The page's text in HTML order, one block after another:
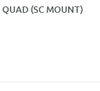
(SC MOUNT)